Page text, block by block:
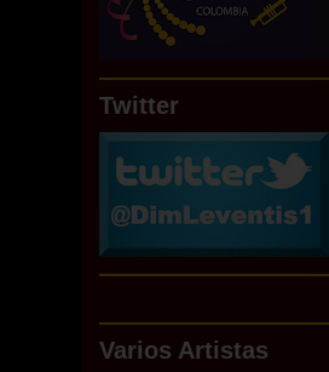
Twitter
Varios Artistas